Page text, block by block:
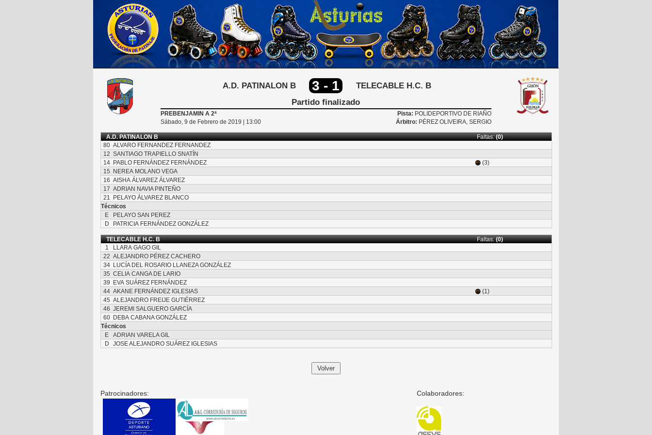
A.D. PATINALON B 3 - 1
TELECABLE H.C. B
Partido finalizado
PREBENJAMIN A 2ª
Sábado, 9 de Febrero de 2019 | 13:00
Pista: POLIDEPORTIVO DE RIAÑO
Árbitro: PÉREZ OLIVEIRA, SERGIO
A.D. PATINALON B Faltas:(0)
80 ALVARO FERNANDEZ FERNANDEZ
12 SANTIAGO TRAPIELLO SNATÍN
14 PABLO FERNÁNDEZ FERNÁNDEZ
(3)
15
NEREA MOLANO VEGA
16 AISHA ÁLVAREZ ÁLVAREZ
17 ADRIAN NAVIA PINTEÑO
21
PELAYO ÁLVAREZ BLANCO
Técnicos
E
PELAYO SAN PEREZ
D
PATRICIA FERNÁNDEZ GONZÁLEZ
TELECABLE H.C. B Faltas:(0)
1
LLARA GAGO GIL
22 ALEJANDRO PÉREZ CACHERO
34 LUCÍA DEL ROSARIO LLANEZA GONZÁLEZ
35 CELIA CANGA DE LARIO
39
EVA SUÁREZ FERNÁNDEZ
44 AKANE FERNÁNDEZ IGLESIAS
(1)
45 ALEJANDRO FREIJE GUTIÉRREZ
46 JEREMI SALGUERO GARCÍA
60 DEBA CABANA GONZÁLEZ
Técnicos
E
ADRIAN VARELA GIL
D
JOSE ALEJANDRO SUÁREZ IGLESIAS
Patrocinadores: Colaboradores: